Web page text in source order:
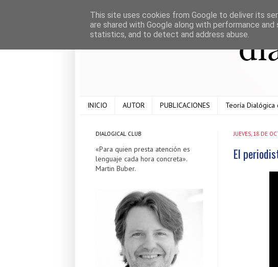
INICIO AUTOR PUBLICACIONES Teoría Dialógica
JUEVES, 18 DE
El
DIALOGICAL CLUB
«Para quien presta atención es
lenguaje cada hora concreta».
Martin Buber.
This site uses cookies from Google to deliver its
are shared with Google along with performance
statistics, and to detect and address abuse.